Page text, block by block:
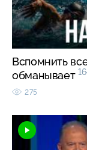
Вспомнить
обманывает
275